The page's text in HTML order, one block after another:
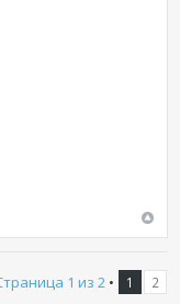
1 из 2• 1 2